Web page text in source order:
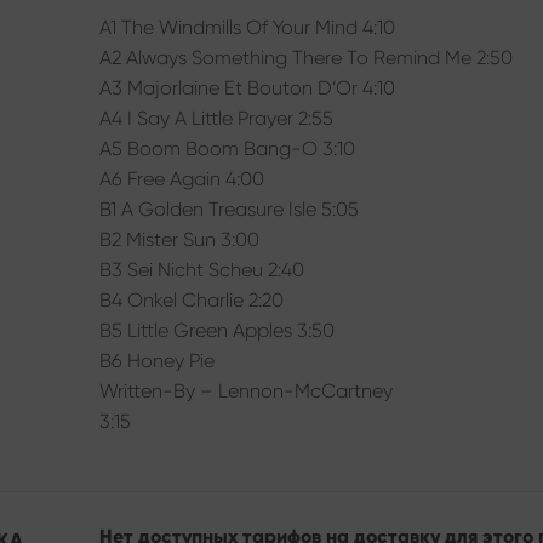
A1 The Windmills Of Your Mind 4:10
A2 Always Something There To Remind Me 2:50
A3 Majorlaine Et Bouton D’Or 4:10
A4 I Say A Little Prayer 2:55
A5 Boom Boom Bang-O 3:10
A6 Free Again 4:00
B1 A Golden Treasure Isle 5:05
B2 Mister Sun 3:00
B3 Sei Nicht Scheu 2:40
B4 Onkel Charlie 2:20
B5 Little Green Apples 3:50
B6 Honey Pie
Written-By – Lennon-McCartney
3:15
Нет доступных тарифов на доставку для этого